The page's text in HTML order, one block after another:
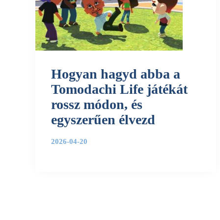
Hogyan hagyd abba a
Tomodachi Life játékát
rossz módon, és
egyszerűen élvezd
2026-04-20